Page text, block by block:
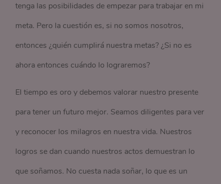
tenga las posibilidades de empezar para trabajar en mi
meta. Pero la cuestión es, si no somos nosotros,
entonces ¿quién cumplirá nuestra metas? ¿Si no es
ahora entonces cuándo lo lograremos?
El tiempo es oro y debemos valorar nuestro presente
para tener un futuro mejor. Seamos diligentes para ver
y reconocer los milagros en nuestra vida. Nuestros
logros se dan cuando nuestros actos demuestran lo
que soñamos. No cuesta nada soñar, lo que es un